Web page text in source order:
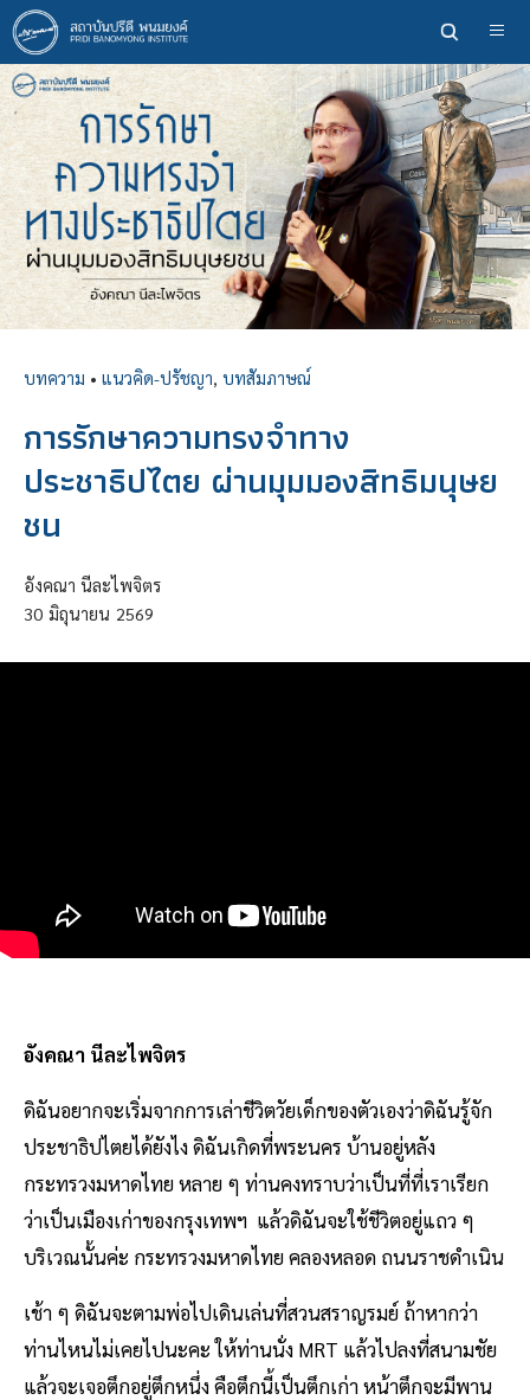
ข้าม
ไป
ยัง
เนื้อหา
หลัก
บทความ • แนวคิด-ปรัชญา, บทสัมภาษณ์
การรักษาความทรงจำทาง
ประชาธิปไตย ผ่านมุมมองสิทธิมนุษย
ชน
อังคณา นีละไพจิตร
30 มิถุนายน 2569
อังคณา นีละไพจิตร
ดิฉันอยากจะเริ่มจากการเล่าชีวิตวัยเด็กของตัวเองว่าดิฉันรู้จัก
ประชาธิปไตยได้ยังไง ดิฉันเกิดที่พระนคร บ้านอยู่หลัง
กระทรวงมหาดไทย หลาย ๆ ท่านคงทราบว่าเป็นที่ที่เราเรียก
ว่าเป็นเมืองเก่าของกรุงเทพฯ แล้วดิฉันจะใช้ชีวิตอยู่แถว ๆ
บริเวณนั้นค่ะ กระทรวงมหาดไทย คลองหลอด ถนนราชดำเนิน
เช้า ๆ ดิฉันจะตามพ่อไปเดินเล่นที่สวนสราญรมย์ ถ้าหากว่า
ท่านไหนไม่เคยไปนะคะ ให้ท่านนั่ง MRT แล้วไปลงที่สนามชัย
แล้วจะเจอตึกอยู่ตึกหนึ่ง คือตึกนี้เป็นตึกเก่า หน้าตึกจะมีพาน